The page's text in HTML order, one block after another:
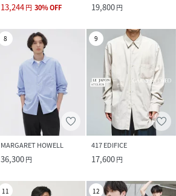
13,244円 30%OFF 19,800円
8
MARGARET HOWELL
36,300円
9
417 EDIFICE
17,600円
11 12